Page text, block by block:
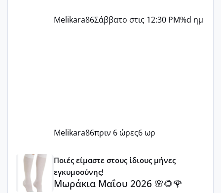
Melikara86Σάββατο στις 12:30 PM%d ημ
Melikara86πριν 6 ώρες6 ωρ
Μωράκια Μαΐου 2026 🌸🌻🌹
Ποιές είμαστε στους ίδιους μήνες
εγκυμοσύνης!
Μωράκια Μαΐου 2026 🌸🌻🌹